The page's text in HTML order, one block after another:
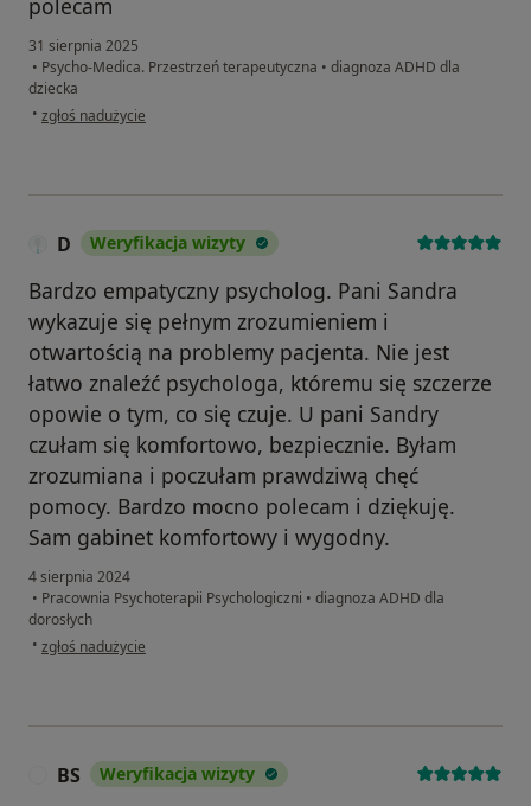
polecam
31 sierpnia 2025
• Psycho-Medica. Przestrzeń terapeutyczna • diagnoza ADHD dla
dziecka
• w opinii użytkownika Małgorzata
zgłoś nadużycie
D Weryfikacja wizyty
Bardzo empatyczny psycholog. Pani Sandra
wykazuje się pełnym zrozumieniem i
otwartością na problemy pacjenta. Nie jest
łatwo znaleźć psychologa, któremu się szczerze
opowie o tym, co się czuje. U pani Sandry
czułam się komfortowo, bezpiecznie. Byłam
zrozumiana i poczułam prawdziwą chęć
pomocy. Bardzo mocno polecam i dziękuję.
Sam gabinet komfortowy i wygodny.
4 sierpnia 2024
• Pracownia Psychoterapii Psychologiczni • diagnoza ADHD dla
dorosłych
• w opinii użytkownika D
zgłoś nadużycie
BS Weryfikacja wizyty